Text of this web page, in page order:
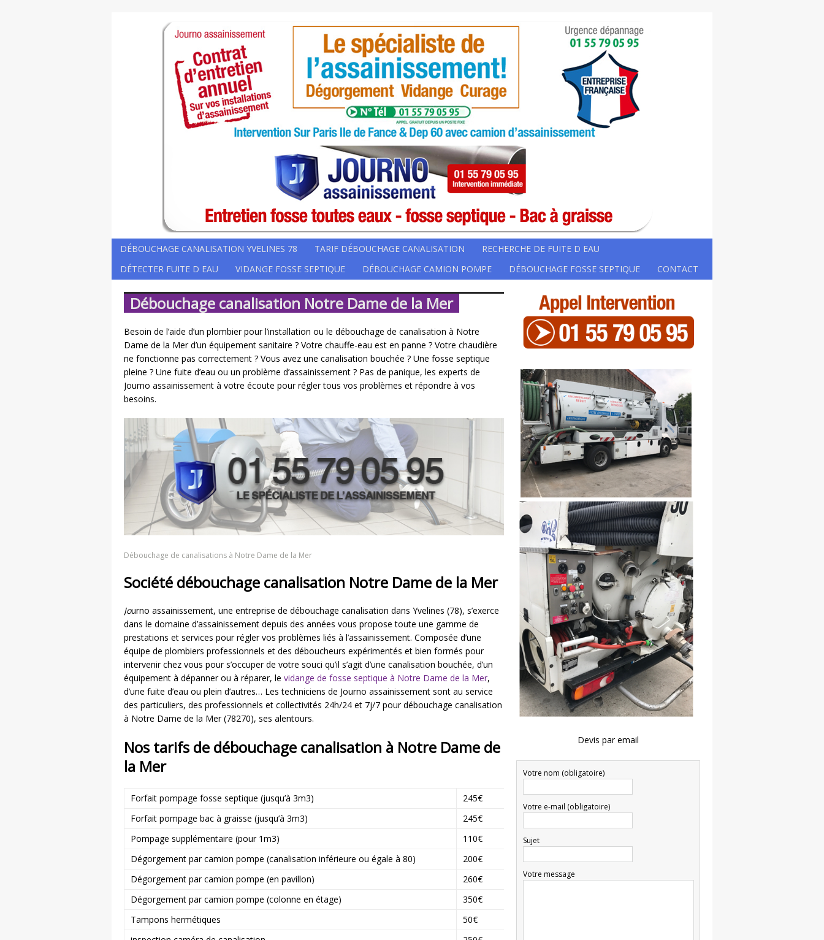
DÉBOUCHAGE CANALISATION YVELINES 78 TARIF DÉBOUCHAGE CANALISATION
RECHERCHE DE FUITE D EAU
DÉTECTER FUITE D EAU
VIDANGE FOSSE SEPTIQUE DÉBOUCHAGE CAMION POMPE DÉBOUCHAGE FOSSE SEPTIQUE CONTACT
Débouchage canalisation Notre Dame de la Mer
Besoin de l’aide d’un plombier pour l’installation ou le débouchage de canalisation à Notre
Dame de la Mer d’un équipement sanitaire ? Votre chauffe-eau est en panne ? Votre chaudière
ne fonctionne pas correctement ? Vous avez une canalisation bouchée ? Une fosse septique
pleine ? Une fuite d’eau ou un problème d’assainissement ? Pas de panique, les experts de
Journo assainissement à votre écoute pour régler tous vos problèmes et répondre à vos
besoins.
Débouchage de canalisations à Notre Dame de la Mer
Société débouchage canalisation Notre Dame de la Mer
Journo assainissement, une entreprise de débouchage canalisation dans Yvelines (78), s’exerce
dans le domaine d’assainissement depuis des années vous propose toute une gamme de
prestations et services pour régler vos problèmes liés à l’assainissement. Composée d’une
équipe de plombiers professionnels et des déboucheurs expérimentés et bien formés pour
intervenir chez vous pour s’occuper de votre souci qu’il s’agit d’une canalisation bouchée, d’un
équipement à dépanner ou à réparer, le vidange de fosse septique à Notre Dame de la Mer,
d’une fuite d’eau ou plein d’autres… Les techniciens de Journo assainissement sont au service
des particuliers, des professionnels et collectivités 24h/24 et 7j/7 pour débouchage canalisation
à Notre Dame de la Mer (78270), ses alentours.
Nos tarifs de débouchage canalisation à Notre Dame de
la Mer
Forfait pompage fosse septique (jusqu’à 3m3)
245€
Forfait pompage bac à graisse (jusqu’à 3m3)
245€
Pompage supplémentaire (pour 1m3)
110€
Dégorgement par camion pompe (canalisation inférieure ou égale à 80)
200€
Dégorgement par camion pompe (en pavillon)
260€
Dégorgement par camion pompe (colonne en étage)
350€
Tampons hermétiques
50€
Devis par email
Votre nom (obligatoire)
Votre e-mail (obligatoire)
Sujet
Votre message